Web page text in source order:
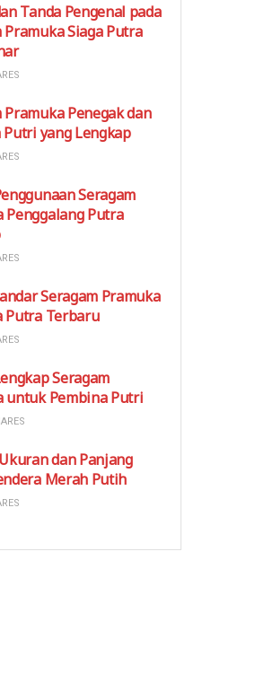
Tanda Pengenal pada
Pramuka Siaga Putra
Pramuka Penegak dan
Putri yang Lengkap
Seragam
Penggalang Putra
Seragam Pramuka
Putra Terbaru
Seragam
untuk Pembina Putri
dan Panjang
Merah Putih